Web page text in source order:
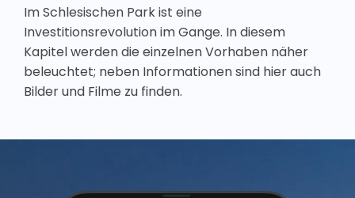
Im Schlesischen Park ist eine
Investitionsrevolution im Gange. In diesem
Kapitel werden die einzelnen Vorhaben näher
beleuchtet; neben Informationen sind hier auch
Bilder und Filme zu finden.